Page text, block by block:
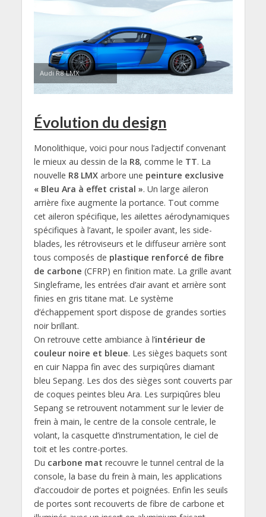
Audi R8 LMX
Évolution du design
Monolithique, voici pour nous l’adjectif convenant
le mieux au dessin de la R8, comme le TT. La
nouvelle R8 LMXarbore une peinture exclusive
« Bleu Ara à effet cristal ». Un large aileron
arrière fixe augmente la portance. Tout comme
cet aileron spécifique, les ailettes aérodynamiques
spécifiques à l’avant, le spoiler avant, les side-
blades, les rétroviseurs et le diffuseur arrière sont
tous composés de plastique renforcé de fibre
de carbone (CFRP) en finition mate. La grille avant
Singleframe, les entrées d’air avant et arrière sont
finies en gris titane mat. Le système
d’échappement sport dispose de grandes sorties
noir brillant.
On retrouve cette ambiance à l’intérieur de
couleur noire et bleue. Les sièges baquets sont
en cuir Nappa fin avec des surpiqûres diamant
bleu Sepang. Les dos des sièges sont couverts par
de coques peintes bleu Ara. Les surpiqûres bleu
Sepang se retrouvent notamment sur le levier de
frein à main, le centre de la console centrale, le
volant, la casquette d’instrumentation, le ciel de
toit et les contre-portes.
Du carbone mat recouvre le tunnel central de la
console, la base du frein à main, les applications
d’accoudoir de portes et poignées. Enfin les seuils
de portes sont recouverts de fibre de carbone et